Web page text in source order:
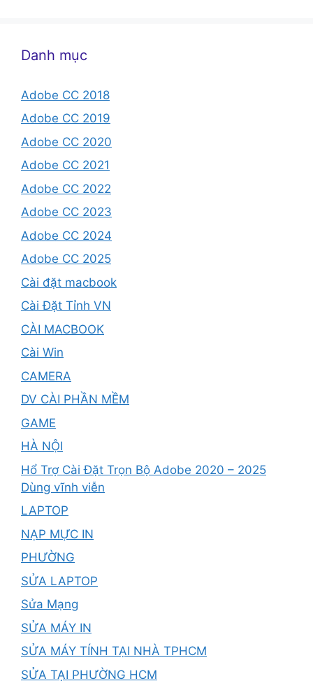
Danh mục
Adobe CC 2018
Adobe CC 2019
Adobe CC 2020
Adobe CC 2021
Adobe CC 2022
Adobe CC 2023
Adobe CC 2024
Adobe CC 2025
Cài đặt macbook
Cài Đặt Tỉnh VN
CÀI MACBOOK
Cài Win
CAMERA
DV CÀI PHẦN MỀM
GAME
HÀ NỘI
Hổ Trợ Cài Đặt Trọn Bộ Adobe 2020 – 2025
Dùng vĩnh viễn
LAPTOP
NẠP MỰC IN
PHƯỜNG
SỬA LAPTOP
Sửa Mạng
SỬA MÁY IN
SỬA MÁY TÍNH TẠI NHÀ TPHCM
SỬA TẠI PHƯỜNG HCM